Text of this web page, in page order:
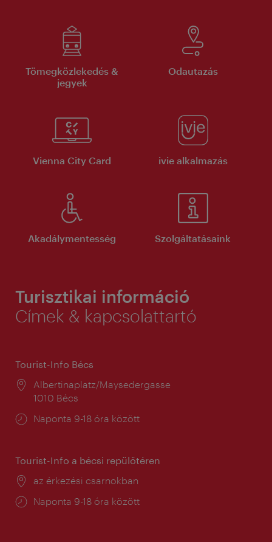
Tömegközlekedés &
jegyek
Odautazás
Vienna City Card ivie alkalmazás
Akadálymentesség Szolgáltatásaink
Turisztikai információ
Címek & kapcsolattartó
Tourist-Info Bécs
Helyszín:
Albertinaplatz/Maysedergasse
1010 Bécs
Nyitva
Naponta 9-18 óra között
Tourist-Info a bécsi repülőtéren
Helyszín:
az érkezési csarnokban
Nyitva
Naponta 9-18 óra között